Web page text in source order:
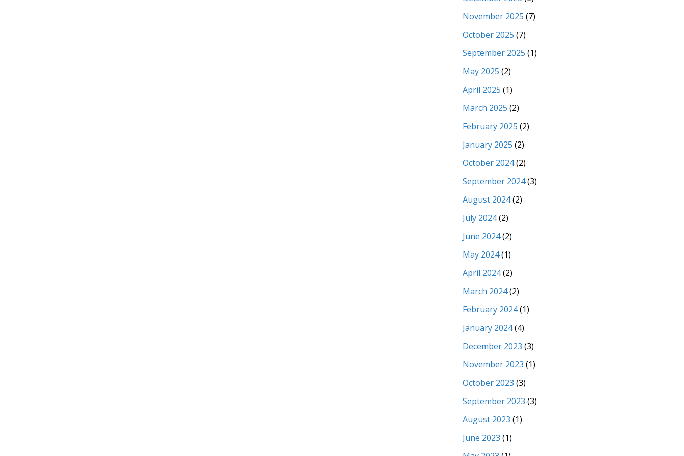
November 2025 (7)
October 2025 (7)
September 2025 (1)
May 2025 (2)
April 2025 (1)
March 2025 (2)
February 2025 (2)
January 2025 (2)
October 2024(2)
September 2024(3)
August 2024(2)
July 2024(2)
June 2024(2)
May 2024(1)
April 2024(2)
March 2024(2)
February 2024(1)
January 2024(4)
December 2023 (3)
November 2023 (1)
October 2023 (3)
September 2023 (3)
August 2023 (1)
June 2023 (1)